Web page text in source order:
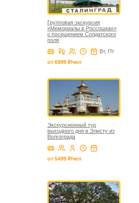
Групповая экскурсия
«Мемориалы в Россошках»
с посещением Солдатского
поля
Вт, Пт
от 6999 ₽/чел
Экскурсионный тур
выходного дня в Элисту из
Волгограда
от 5499 ₽/чел